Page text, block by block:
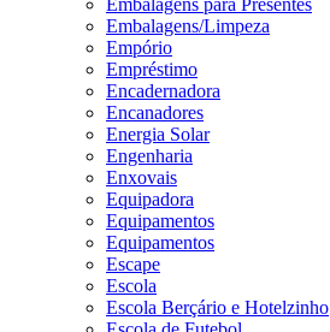
Embalagens para Presentes
Embalagens/Limpeza
Empório
Empréstimo
Encadernadora
Encanadores
Energia Solar
Engenharia
Enxovais
Equipadora
Equipamentos
Equipamentos
Escape
Escola
Escola Berçário e Hotelzinho